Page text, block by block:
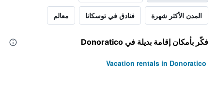
المدن الأكثر شهرة فنادق في توسكانا معالم
فكّر بأمكان إقامة بديلة في Donoratico
Vacation rentals in Donoratico